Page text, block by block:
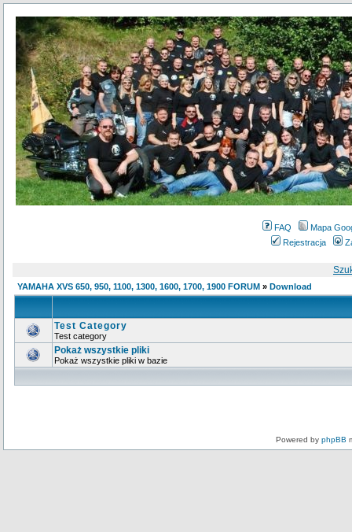
FAQ
Mapa
Rejestracja
YAMAHA XVS 650, 950, 1100, 1300, 1600, 1700, 1900 FORUM » Download
Test Category
Test category
Pokaż wszystkie pliki
Pokaż wszystkie pliki w bazie
Powered by phpBB